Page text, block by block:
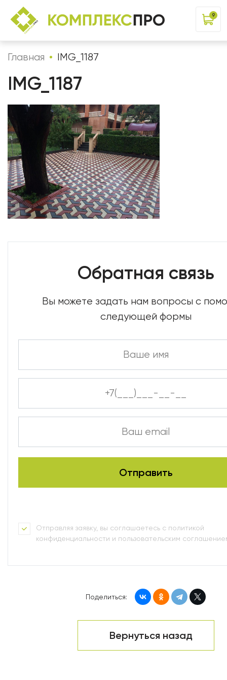
9
Главная IMG_1187
IMG_1187
Обратная связь
Вы можете задать нам вопросы с
следующей формы
Отправляя заявку, вы соглашаетесь с политикой
конфиденциальности и пользовательским
Вернуться назад
Поделиться: